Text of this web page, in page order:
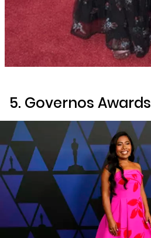
5. Governos Awards